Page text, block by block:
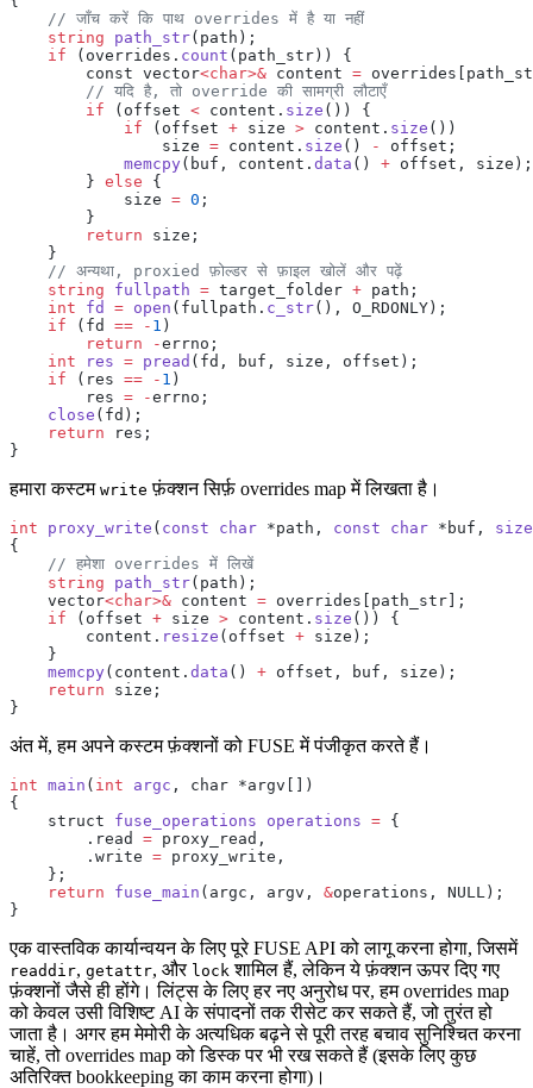
    // जाँच करें कि पाथ overrides में है या नहीं
    string
path_str(path);
    if
(overrides. count (path_str)) {
        const vector
<char>& content =
        // यदि है, तो override की सामग्री लौटाएँ
        if
(offset < content. size ()) {
            if
(offset + size > content. size ())
                size
= content. size () -
offset;
            memcpy
(buf, content. data () + offset, size);
        }
else {
            size
= 0 ;
        }
        return
size;
    }
    // अन्यथा, proxied फ़ोल्डर से फ़ाइल खोलें और पढ़ें
    string
fullpath = target_folder + path;
    int
fd = open (fullpath. c_str(), O_RDONLY);
    if
(fd == - 1 )
        return
-errno;
    int
res = pread (fd, buf, size, offset);
    if
(res == - 1 )
        res
= -errno;
    close
(fd);
    return
res;
}
हमारा कस्टम write फ़ंक्शन सिर्फ़ overrides map में लिखता है।
int proxy_write ( const char *path, const char *buf,
{
    // हमेशा overrides में लिखें
    string
path_str(path);
    vector
<char>& content = overrides[path_str];
    if
(offset + size > content. size ()) {
        content.
resize (offset + size);
    }
    memcpy
(content. data () + offset, buf, size);
    return
size;
}
अंत में, हम अपने कस्टम फ़ंक्शनों को FUSE में पंजीकृत करते हैं।
int main ( int argc , char *argv[])
{
    struct
fuse_operations operations = {
        .read
= proxy_read,
        .write
= proxy_write,
    };
    return
fuse_main (argc, argv, &operations, NULL);
}
एक वास्तविक कार्यान्वयन के लिए पूरे FUSE API को लागू करना होगा, जिसमें
readdir, getattr, और lock शामिल हैं, लेकिन ये फ़ंक्शन ऊपर दिए गए
फ़ंक्शनों जैसे ही होंगे। लिंट्स के लिए हर नए अनुरोध पर, हम overrides map
को केवल उसी विशिष्ट AI के संपादनों तक रीसेट कर सकते हैं, जो तुरंत हो
जाता है। अगर हम मेमोरी के अत्यधिक बढ़ने से पूरी तरह बचाव सुनिश्चित करना
चाहें, तो overrides map को डिस्क पर भी रख सकते हैं (इसके लिए कुछ
अतिरिक्त bookkeeping का काम करना होगा)।